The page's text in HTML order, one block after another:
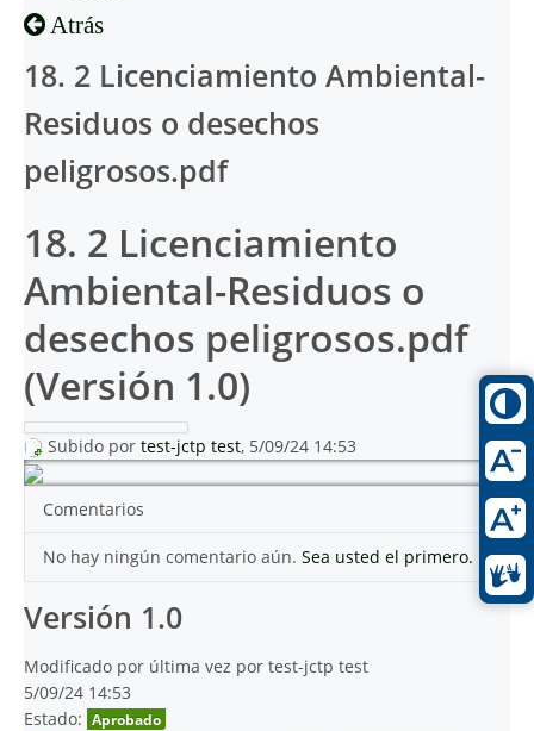
Atrás
18. 2 Licenciamiento Ambiental-
Residuos o desechos
peligrosos.pdf
18. 2 Licenciamiento
Ambiental-Residuos o
desechos peligrosos.pdf
(Versión 1.0)
Subido por test-jctp test, 5/09/24 14:53
Comentarios
No hay ningún comentario aún. Sea usted el primero.
Versión 1.0
Modificado por última vez por test-jctp test
5/09/24 14:53
Estado: Aprobado